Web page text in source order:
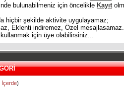
bulunabilmeniz için öncelikle Kayıt
hiçbir şekilde aktivite uygulayamaz;
Eklenti indiremez, Özel mesajlasamaz.
için üye olabilirsiniz...
İçerde)